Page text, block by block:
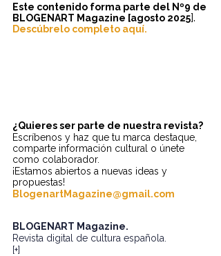
Este contenido forma parte del Nº9 de
BLOGENART Magazine [agosto 2025].
Descúbrelo completo aquí.
¿Quieres ser parte de nuestra revista?
Escríbenos y haz que tu marca destaque,
comparte información cultural o únete
como colaborador.
¡Estamos abiertos a nuevas ideas y
propuestas!
BlogenartMagazine@gmail.com
BLOGENART Magazine.
Revista digital de cultura española.
[+]